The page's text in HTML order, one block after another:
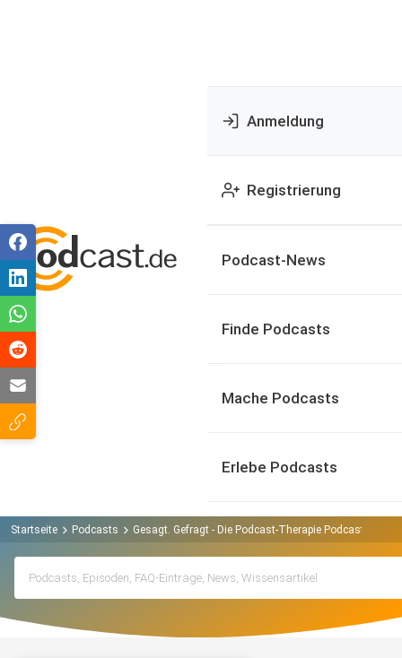
Anmeldung
Registrierung
Podcast-News
Finde Podcasts
Mache Podcasts
Erlebe Podcasts
Startseite Podcasts Gesagt. Gefragt - Die Podcast-Therapie Podcast